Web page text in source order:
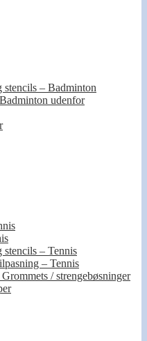
stencils – Badminton
udenfor
stencils – Tennis
– Tennis
/ strengebøsninger